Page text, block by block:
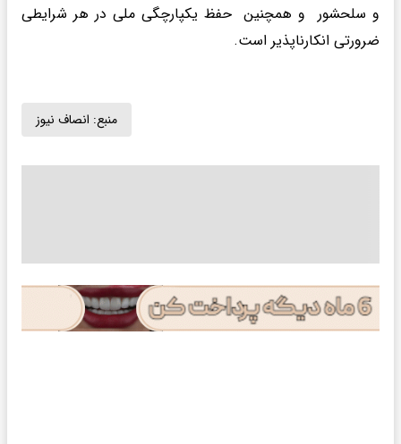
و سلحشور و همچنین حفظ یکپارچگی ملی در هر شرایطی
ضرورتی انکارناپذیر است.
منبع: انصاف نیوز